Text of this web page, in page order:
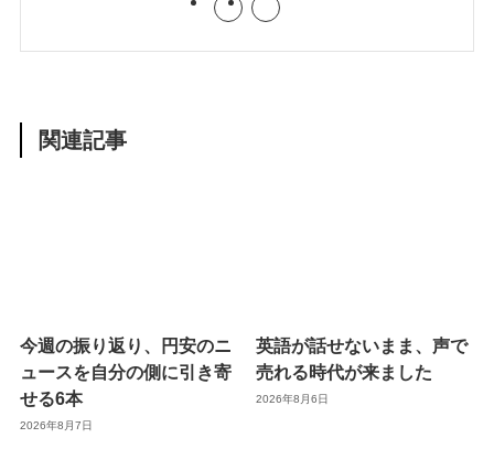
関連記事
今週の振り返り、円安のニ
ュースを自分の側に引き寄
せる6本
2026年8月7日
英語が話せないまま、声で
売れる時代が来ました
2026年8月6日